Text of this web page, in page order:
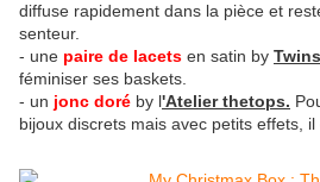
diffuse rapidement dans la pièce et
senteur.
- une paire de lacets en satin by
féminiser ses baskets.
- un jonc doré by l'Atelier thetops.
bijoux discrets mais avec petits effets, il